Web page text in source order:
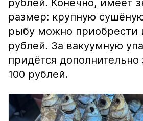
рублей. Конечно, имеет
размер: крупную
рыбу можно приобрести
рублей. За вакуумную
придётся дополнительно
100 рублей.